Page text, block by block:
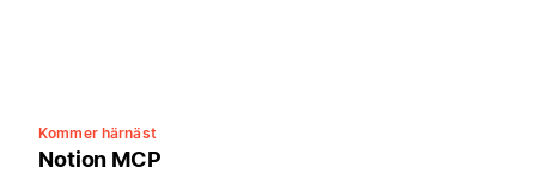
Kommer härnäst
Notion MCP